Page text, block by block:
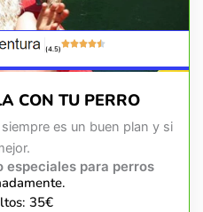
(4.5)
CON TU PERRO
es un buen plan y si
especiales para perros
35€